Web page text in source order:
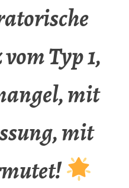
Typ 1,
mit
mit